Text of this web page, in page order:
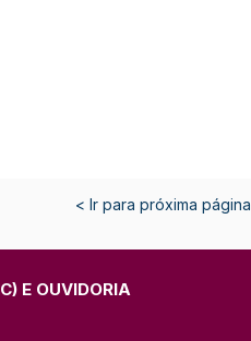
< Ir para próxima página
E OUVIDORIA